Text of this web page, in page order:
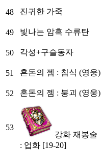
48 진귀한 가죽
49
빛나는 암흑 수류탄
50
각성+구슬동자
51
혼돈의 젬 : 침식 (영웅)
52
혼돈의 젬 : 붕괴 (영웅)
53
강화 재봉술
: 업화 [19-20]